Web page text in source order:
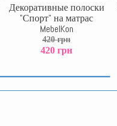
Декоративные полоски
"Спорт" на матрас
MebelKon
420 грн
420 грн